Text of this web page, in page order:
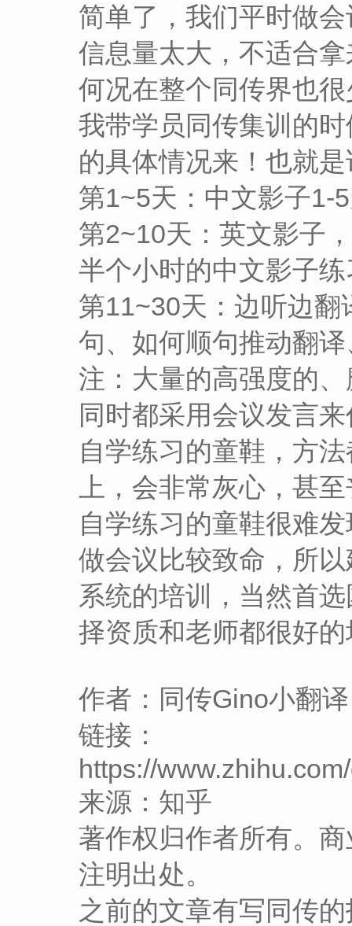
简单了，我们平时做
信息量太大，不适合
何况在整个同传界也
我带学员同传集训的
的具体情况来！也就
第1~5天：中文影子1-
第2~10天：英文影子
半个小时的中文影子
第11~30天：边听边
句、如何顺句推动翻
注：大量的高强度的
同时都采用会议发言
自学练习的童鞋，方
上，会非常灰心，甚
自学练习的童鞋很难
做会议比较致命，所
系统的培训，当然首
择资质和老师都很好
作者：同传Gino小翻译
链接：
https://
来源：知乎
著作权归作者所有。
注明出处。
之前的文章有写同传